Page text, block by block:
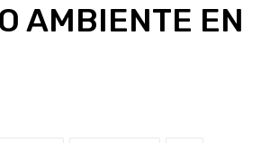
AMBIENTE EN